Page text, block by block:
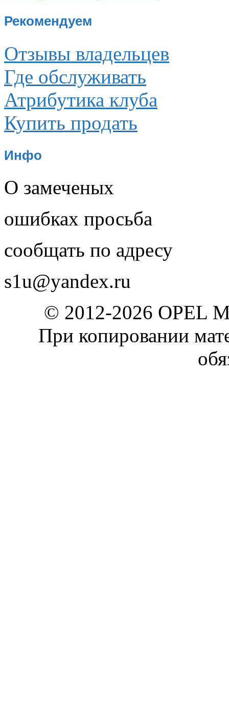
Рекомендуем
Отзывы владельцев
Где обслуживать
Атрибутика клуба
Купить продать
Инфо
О замеченых
ошибках просьба
сообщать по адресу
s1u@yandex.ru
© 2012-2026 OPEL
При копировании